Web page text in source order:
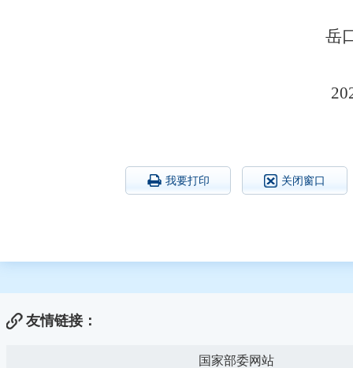
岳口镇人民
2026年1月
我要打印 关闭窗口
友情链接：
国家部委网站